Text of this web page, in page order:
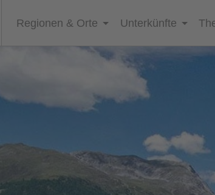
Regionen & Orte Unterkünfte